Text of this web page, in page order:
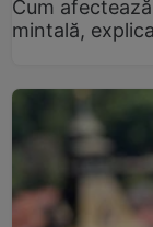
Cum
mintală,